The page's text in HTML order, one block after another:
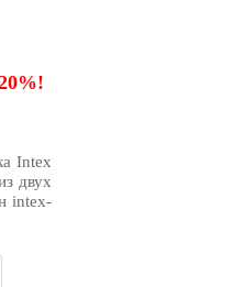
Intex
двух
intex-